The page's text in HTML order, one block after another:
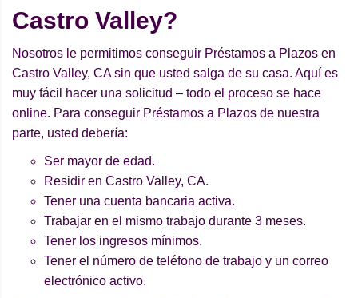
Castro Valley?
Nosotros le permitimos conseguir Préstamos a Plazos en
Castro Valley, CA sin que usted salga de su casa. Aquí es
muy fácil hacer una solicitud – todo el proceso se hace
online. Para conseguir Préstamos a Plazos de nuestra
parte, usted debería:
Ser mayor de edad.
Residir en Castro Valley, CA.
Tener una cuenta bancaria activa.
Trabajar en el mismo trabajo durante 3 meses.
Tener los ingresos mínimos.
Tener el número de teléfono de trabajo y un correo
electrónico activo.